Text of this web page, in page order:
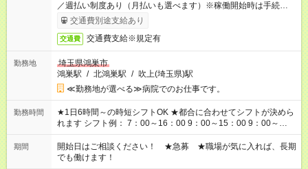
／週払い制度あり（月払いも選べます）※稼働開始時は手続き完
了次第のお支払いとなります。
交通費別途支給あり
交通費 交通費支給※規定有
勤務地
埼玉県鴻巣市
鴻巣駅 / 北鴻巣駅 / 吹上(埼玉県)駅
≪勤務地が選べる≫病院でのお仕事です。
勤務時間
★1日6時間～の時短シフトOK ★都合に合わせてシフトが決めら
れます シフト例： 7：00～16：00 9：00～15：00 9：00～
18：00 11：00～20：00 など ※Wワークの場合、他のお仕事と
合わせ週40時間超の就業はご案内できません ※法令に基づき、
週20時間以上勤務は社会保険への加入対象となります ※労働者
派遣法（日雇い派遣の原則禁止）により、短時間・短期間の就
期間
開始日はご相談ください！ ★急募 ★職場が気に入れば、長期
でも働けます！